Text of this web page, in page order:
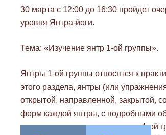
30 марта с 12:00 до 16:30 пройдет
уровня Янтра-йоги.
Тема: «Изучение янтр 1-ой группы».
Янтры 1-ой группы относятся к
этого раздела, янтры (или
открытой, направленной, закрытой,
форм каждой янтры, с подробными
научитесь делать все пять янтр 1-ой